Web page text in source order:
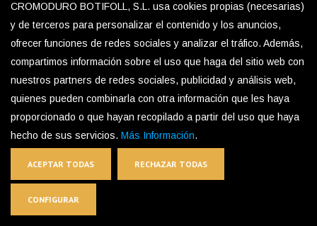
TEX-S1 Decorative Mesh
CROMODURO BOTIFOLL, S.L. usa cookies propias (necesarias)
y de terceros para personalizar el contenido y los anuncios,
ofrecer funciones de redes sociales y analizar el tráfico. Además,
compartimos información sobre el uso que haga del sitio web con
nuestros partners de redes sociales, publicidad y análisis web,
quienes pueden combinarla con otra información que les haya
proporcionado o que hayan recopilado a partir del uso que haya
hecho de sus servicios. Más Información.
ACEPTAR TODAS RECHAZAR TODAS
CONFIGURAR